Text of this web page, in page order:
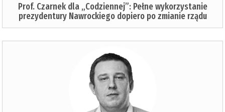
Prof. Czarnek dla „Codziennej”: Pełne wykorzystanie
prezydentury Nawrockiego dopiero po zmianie rządu